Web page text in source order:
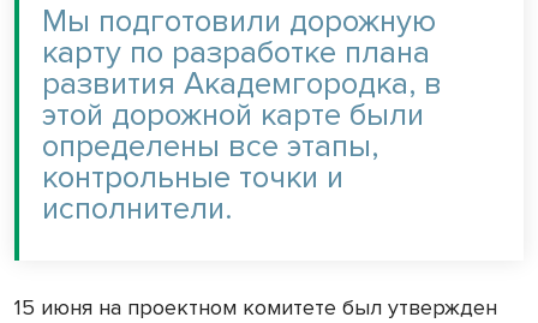
Мы подготовили дорожную
карту по разработке плана
развития Академгородка, в
этой дорожной карте были
определены все этапы,
контрольные точки и
исполнители.
15 июня на проектном комитете был утвержден